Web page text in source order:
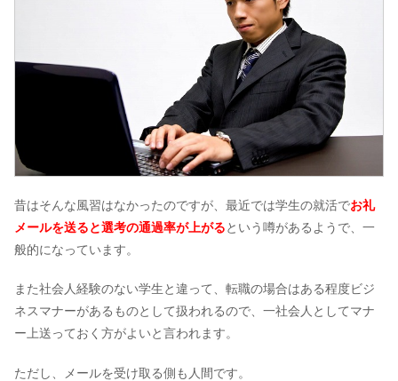
昔はそんな風習はなかったのですが、最近では学生の就活でお礼
メールを送ると選考の通過率が上がるという噂があるようで、一
般的になっています。
また社会人経験のない学生と違って、転職の場合はある程度ビジ
ネスマナーがあるものとして扱われるので、一社会人としてマナ
ー上送っておく方がよいと言われます。
ただし、メールを受け取る側も人間です。